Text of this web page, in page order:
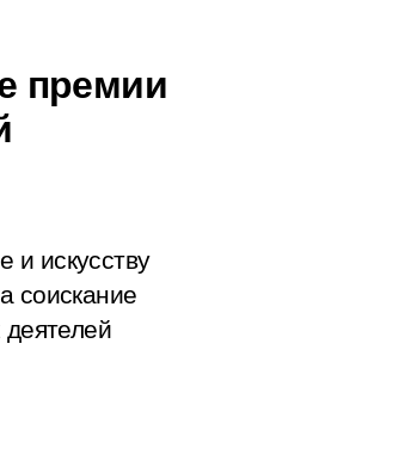
премии
и искусству
соискание